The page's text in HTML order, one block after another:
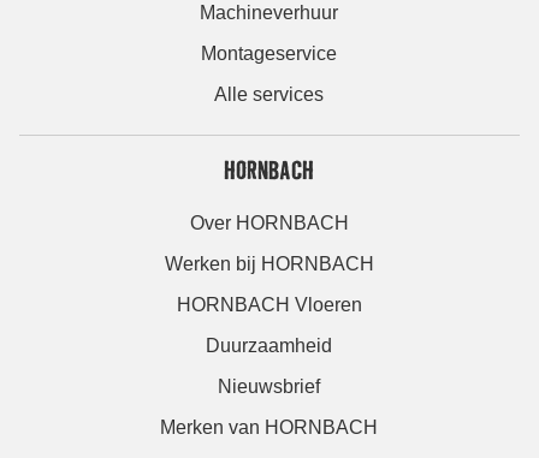
Machineverhuur
Montageservice
Alle services
HORNBACH
Over HORNBACH
Werken bij HORNBACH
HORNBACH Vloeren
Duurzaamheid
Nieuwsbrief
Merken van HORNBACH